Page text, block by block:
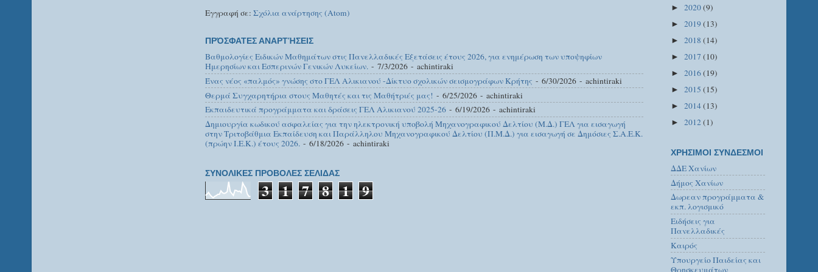
Εγγραφή σε: Σχόλια ανάρτησης (Atom)
ΠΡΌΣΦΑΤΕΣ ΑΝΑΡΤΉΣΕΙΣ
Βαθμολογίες Ειδικών Μαθημάτων στις Πανελλαδικές Εξετάσεις έτους 2026, για ενημέρωση των υποψηφίων
Ημερησίων και Εσπερινών Γενικών Λυκείων. - 7/3/2026 - achintiraki
Ένας νέος «παλμός» γνώσης στο ΓΕΛ Αλικιανού -Δίκτυο σχολικών σεισμογράφων Κρήτης - 6/30/2026 - achintiraki
Θερμά Συγχαρητήρια στους Μαθητές και τις Μαθήτριές μας! - 6/25/2026 - achintiraki
Εκπαιδευτικά προγράμματα και δράσεις ΓΕΛ Αλικιανού 2025-26 - 6/19/2026 - achintiraki
Δημιουργία κωδικού ασφαλείας για την ηλεκτρονική υποβολή Μηχανογραφικού Δελτίου (Μ.Δ.) ΓΕΛ για εισαγωγή
στην Τριτοβάθμια Εκπαίδευση και Παράλληλου Μηχανογραφικού Δελτίου (Π.Μ.Δ.) για εισαγωγή σε Δημόσιες Σ.Α.Ε.Κ.
(πρώην Ι.Ε.Κ.) έτους 2026. - 6/18/2026 - achintiraki
ΣΥΝΟΛΙΚΕΣ ΠΡΟΒΟΛΕΣ ΣΕΛΙΔΑΣ
3 1 7 8 1 9
► 2020(9)
► 2019 (13)
► 2018 (14)
► 2017 (10)
► 2016(19)
► 2015 (15)
► 2014(13)
► 2012(1)
ΧΡΗΣΙΜΟΙ ΣΥΝΔΕΣΜΟΙ
ΔΔΕ Χανίων
Δήμος Χανίων
Δωρεαν προγράμματα &
εκπ. λογισμικό
Ειδήσεις για
Πανελλαδικές
Καιρός
Υπουργείο Παιδείας και
Θρησκευμάτων